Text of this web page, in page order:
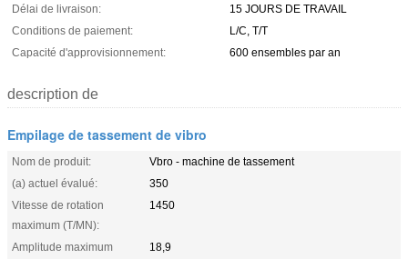
Délai de livraison:
15 JOURS DE TRAVAIL
Conditions de paiement:
L/C, T/T
Capacité d'approvisionnement:
600 ensembles par an
description de
Empilage de tassement de vibro
Nom de produit:
Vbro - machine de tassement
(a) actuel évalué:
350
Vitesse de rotation
maximum (T/MN):
1450
Amplitude maximum
18,9